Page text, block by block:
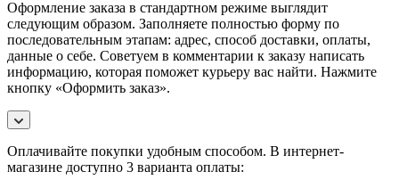
Оформление заказа в стандартном режиме выглядит
следующим образом. Заполняете полностью форму по
последовательным этапам: адрес, способ доставки, оплаты,
данные о себе. Советуем в комментарии к заказу написать
информацию, которая поможет курьеру вас найти. Нажмите
кнопку «Оформить заказ».
Оплачивайте покупки удобным способом. В интернет-
магазине доступно 3 варианта оплаты: